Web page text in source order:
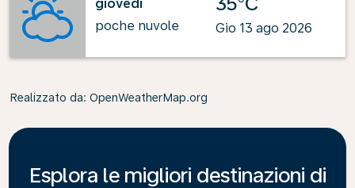
giovedì
poche nuvole
Gio 13 ago 2026
Realizzato da: OpenWeatherMap.org
Esplora le migliori destinazioni di